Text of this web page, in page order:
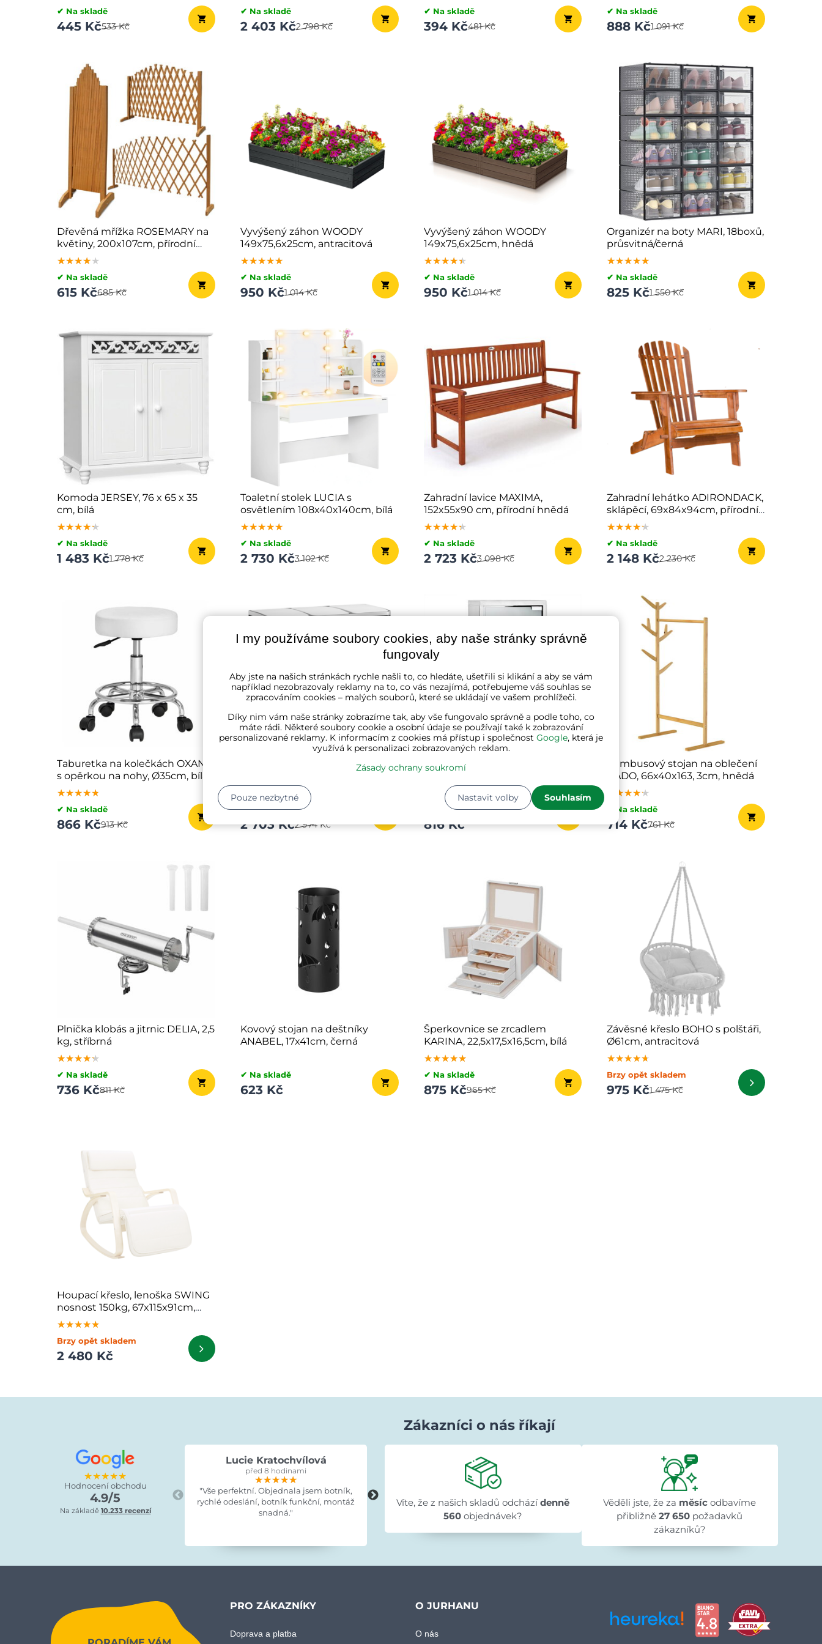
✔ Na skladě
445 Kč533 Kč
✔ Na skladě
2 403 Kč2 798 Kč
✔ Na skladě
394 Kč481 Kč
✔ Na skladě
888 Kč1 091 Kč
Dřevěná mřížka ROSEMARY na
květiny, 200x107cm, přírodní
hnědá
★★★★★
★★★★★
★★★★★
✔ Na skladě
615 Kč685 Kč
Vyvýšený záhon WOODY
149x75,6x25cm, antracitová
★★★★★
★★★★★
★★★★★
✔ Na skladě
950 Kč1 014 Kč
Vyvýšený záhon WOODY
149x75,6x25cm, hnědá
★★★★★
★★★★★
★★★★★
✔ Na skladě
950 Kč1 014 Kč
Organizér na boty MARI, 18boxů,
průsvitná/černá
★★★★★
★★★★★
★★★★★
✔ Na skladě
825 Kč1 550 Kč
Komoda JERSEY, 76 x 65 x 35
cm, bílá
★★★★★
★★★★★
★★★★★
✔ Na skladě
1 483 Kč1 778 Kč
Toaletní stolek LUCIA s
osvětlením 108x40x140cm, bílá
★★★★★
★★★★★
★★★★★
✔ Na skladě
2 730 Kč3 102 Kč
Zahradní lavice MAXIMA,
152x55x90 cm, přírodní hnědá
★★★★★
★★★★★
★★★★★
✔ Na skladě
2 723 Kč3 098 Kč
Zahradní lehátko ADIRONDACK,
sklápěcí, 69x84x94cm, přírodní
hnědá
★★★★★
★★★★★
★★★★★
✔ Na skladě
2 148 Kč2 230 Kč
Taburetka na kolečkách OXANA
s opěrkou na nohy, Ø35cm, bílá
★★★★★
★★★★★
★★★★★
✔ Na skladě
866 Kč913 Kč
Koš na třídění odpadu SORT 54l
(3x18 l) + pytle na odpadky, bílá
★★★★★
★★★★★
★★★★★
✔ Na skladě
2 703 Kč2 974 Kč
Nástěnná lékárnička SAVE,
★★★★★
★★★★★
★★★★★
✔ Na skladě
816 Kč
Bambusový stojan na oblečení
RADO, 66x40x163, 3cm, hnědá
★★★★★
★★★★★
★★★★★
✔ Na skladě
714 Kč761 Kč
Plnička klobás a jitrnic DELIA, 2,5
kg, stříbrná
★★★★★
★★★★★
★★★★★
✔ Na skladě
736 Kč811 Kč
Kovový stojan na deštníky
ANABEL, 17x41cm, černá
✔ Na skladě
623 Kč
Šperkovnice se zrcadlem
KARINA, 22,5x17,5x16,5cm, bílá
★★★★★
★★★★★
★★★★★
✔ Na skladě
875 Kč965 Kč
Závěsné křeslo BOHO s polštáři,
Ø61cm, antracitová
★★★★★
★★★★★
★★★★★
Brzy opět skladem
975 Kč1 475 Kč
Houpací křeslo, lenoška SWING
nosnost 150kg, 67x115x91cm,
béžová
★★★★★
★★★★★
★★★★★
Brzy opět skladem
2 480 Kč
★★★★★
Hodnocení obchodu
4.9/5
Na základě 10.233 recenzí
Zákazníci o nás říkají
Lucie Kratochvílová
před 8 hodinami
★★★★★
★★★★★
★★★★★
"Vše perfektní. Objednala jsem botník,
rychlé odeslání, botník funkční, montáž
snadná."
Evka Hýlová
před 15 hodinami
★★★★★
★★★★★
★★★★★
"Rychlé,v pořádku."
Ivana Ježková
před 1 dnem
★★★★★
★★★★★
★★★★★
"Přehlednost stránek a rychlé dodání."
Víte, že z našich skladů odcházídenně
560 objednávek?
Věděli jste, že za měsíc odbavíme
přibližně27 650 požadavků
zákazníků?
PRO ZÁKAZNÍKY
Doprava a platba
O JURHANU
O nás
I my používáme soubory cookies, aby naše stránky správně
fungovaly
Aby jste na našich stránkách rychle našli to, co hledáte, ušetřili si klikání a aby se vám
například nezobrazovaly reklamy na to, co vás nezajímá, potřebujeme váš souhlas se
zpracováním cookies – malých souborů, které se ukládají ve vašem prohlížeči.
Díky nim vám naše stránky zobrazíme tak, aby vše fungovalo správně a podle toho, co
máte rádi. Některé soubory cookie a osobní údaje se používají také k zobrazování
personalizované reklamy. K informacím z cookies má přístup i společnost Google, která je
využívá k personalizaci zobrazovaných reklam.
Zásady ochrany soukromí
Nastavit volby Souhlasím
Pouze nezbytné